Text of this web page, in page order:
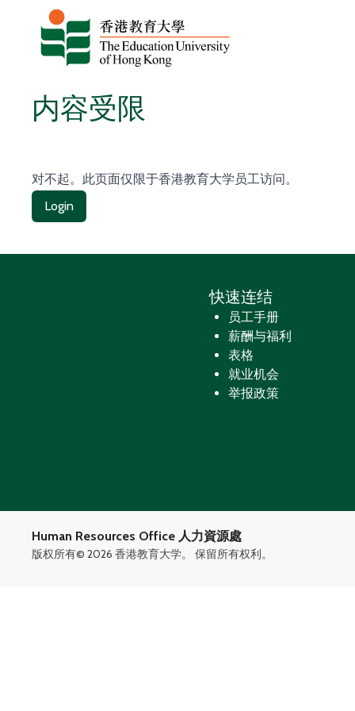
内容受限
对不起。此页面仅限于香港教育大学员工访问。
Login
快速连结
员工手册
薪酬与福利
表格
就业机会
举报政策
Human Resources Office 人力資源處
版权所有© 2026 香港教育大学。 保留所有权利。